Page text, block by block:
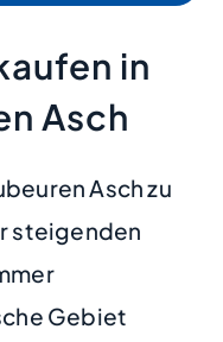
in
Asch
Asch zu
steigenden
Gebiet